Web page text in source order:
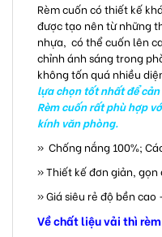
Rèm cuốn có thiết kế
được tạo nên từ những
nhựa, có thể cuốn lên
chỉnh ánh sáng trong
không tốn quá nhiều
lựa chọn tốt nhất để
Rèm cuốn rất phù hợp
kính văn phòng.
» Chống nắng 100%;
» Thiết kế đơn giản,
» Giá siêu rẻ độ bền
Về chất liệu vải thì